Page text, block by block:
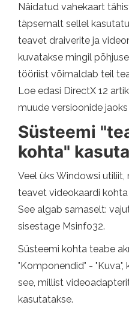
Näidatud vahekaart
täpsemalt sellel
teavet draiverite ja
kuvatakse mingil
tööriist võimaldab teil
Loe edasi DirectX 12
muude versioonide jaoks
Süsteemi
kohta"
Veel üks Windowsi
teavet videokaardi
See algab sarnaselt:
sisestage Msinfo32.
Süsteemi kohta teabe
"Komponendid" - "Kuva",
see, millist
kasutatakse.